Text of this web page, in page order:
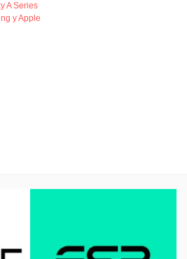
A Series
y Apple